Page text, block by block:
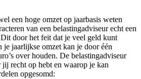
een hoge omzet op jaarbasis weten
van een belastingadviseur echt een
door het feit dat je veel geld kunt
jaarlijkse omzet kan je door één
over houden. De belastingadviseur
recht op hebt en waarop je kan
opgesomd: